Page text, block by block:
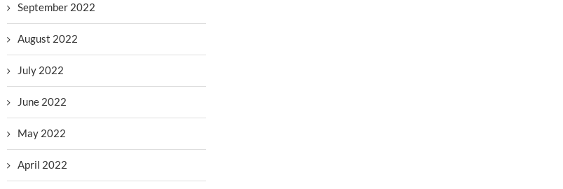
September 2022
August 2022
July 2022
June 2022
May 2022
April 2022